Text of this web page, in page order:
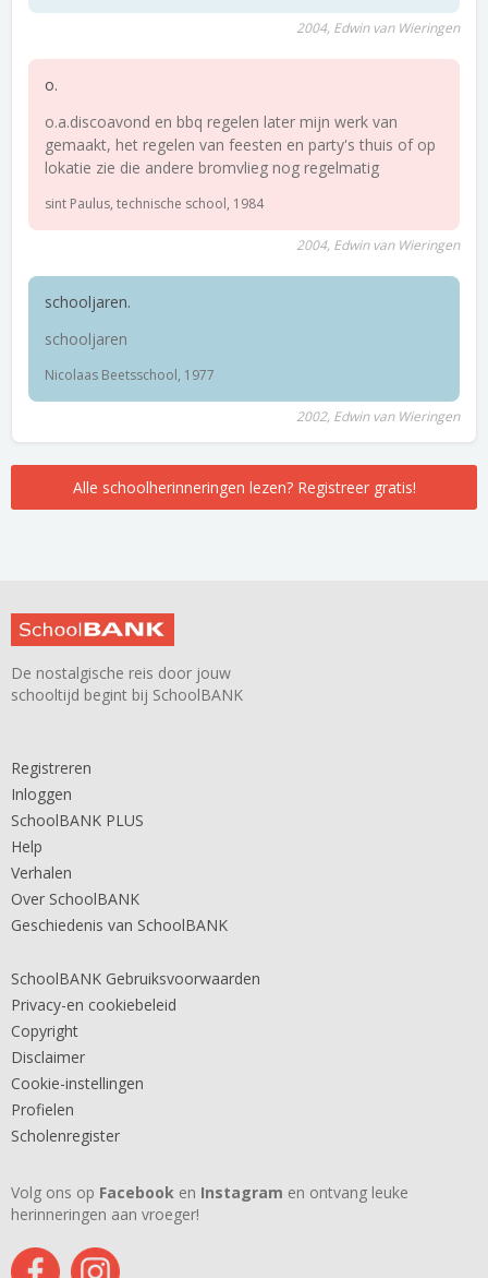
2004, Edwin van Wieringen
o.
o.a.discoavond en bbq regelen later mijn werk van
gemaakt, het regelen van feesten en party's thuis of op
lokatie zie die andere bromvlieg nog regelmatig
sint Paulus, technische school, 1984
2004, Edwin van Wieringen
schooljaren.
schooljaren
Nicolaas Beetsschool, 1977
2002, Edwin van Wieringen
Alle schoolherinneringen lezen? Registreer gratis!
De nostalgische reis door jouw
schooltijd begint bij SchoolBANK
Registreren
Inloggen
SchoolBANK PLUS
Help
Verhalen
Over SchoolBANK
Geschiedenis van SchoolBANK
SchoolBANK Gebruiksvoorwaarden
Privacy-en cookiebeleid
Copyright
Disclaimer
Cookie-instellingen
Profielen
Scholenregister
Volg ons op Facebook en Instagram en ontvang leuke
herinneringen aan vroeger!